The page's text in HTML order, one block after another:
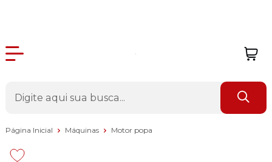
Página Inicial Máquinas Motor popa